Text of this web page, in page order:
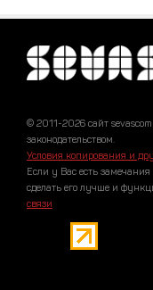
© 2011-2026 сайт
законодательством.
Условия копирования и
Если у Вас есть
сделать его лучше и
связи